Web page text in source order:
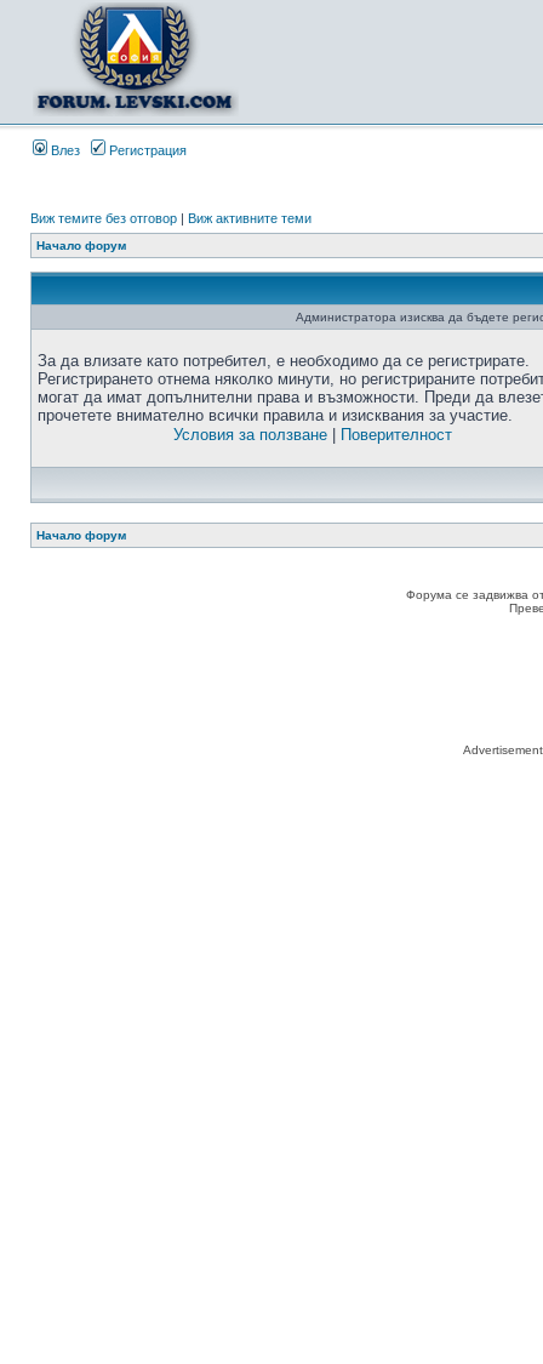
Влез Регистрация
Виж темите без отговор | Виж активните теми
Начало форум
Администратора изисква да бъдете
За да влизате като потребител, е необходимо да се регистрирате.
Регистрирането отнема няколко минути, но регистрираните
могат да имат допълнителни права и възможности. Преди да
прочетете внимателно всички правила и изисквания за участие.
Условия за ползване| Поверителност
Начало форум
Форума се задвижва